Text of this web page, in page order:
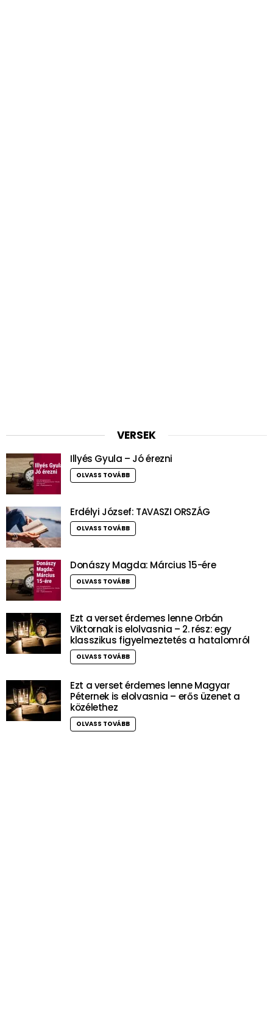
VERSEK
Illyés Gyula – Jó érezni
OLVASS TOVÁBB
Erdélyi József: TAVASZI ORSZÁG
OLVASS TOVÁBB
Donászy Magda: Március 15-ére
OLVASS TOVÁBB
Ezt a verset érdemes lenne Orbán
Viktornak is elolvasnia – 2. rész: egy
klasszikus figyelmeztetés a hatalomról
OLVASS TOVÁBB
Ezt a verset érdemes lenne Magyar
Péternek is elolvasnia – erős üzenet a
közélethez
OLVASS TOVÁBB